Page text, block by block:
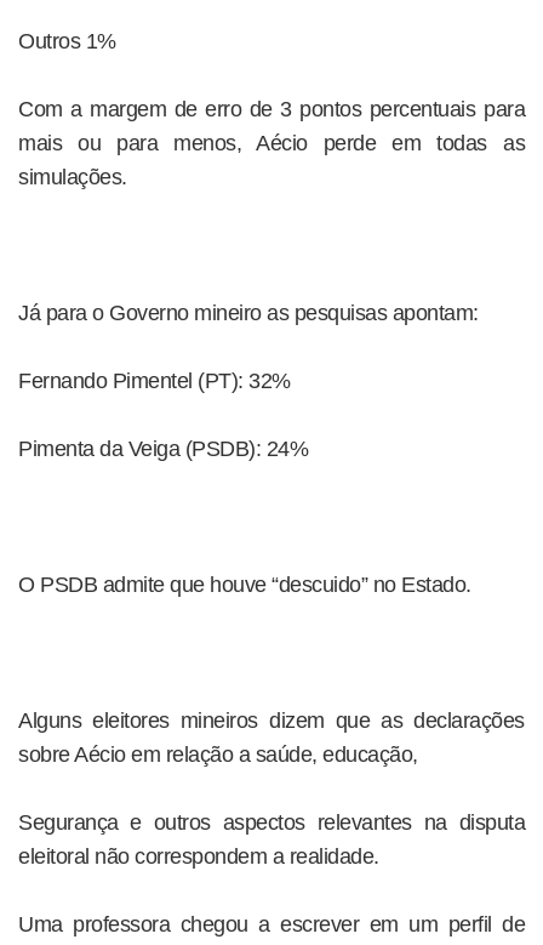
Outros 1%
Com a margem de erro de 3 pontos percentuais para
mais ou para menos, Aécio perde em todas as
simulações.
Já para o Governo mineiro as pesquisas apontam:
Fernando Pimentel (PT): 32%
Pimenta da Veiga (PSDB): 24%
O PSDB admite que houve “descuido” no Estado.
Alguns eleitores mineiros dizem que as declarações
sobre Aécio em relação a saúde, educação,
Segurança e outros aspectos relevantes na disputa
eleitoral não correspondem a realidade.
Uma professora chegou a escrever em um perfil de